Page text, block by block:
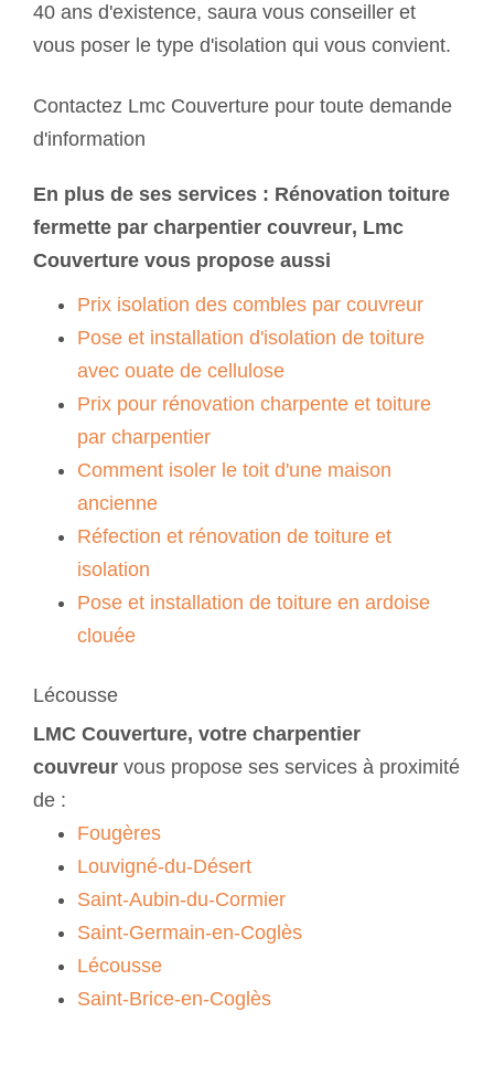
40 ans d'existence, saura vous conseiller et
vous poser le type d'isolation qui vous convient.
Contactez Lmc Couverture pour toute demande
d'information
En plus de ses services : Rénovation toiture
fermette par charpentier couvreur, Lmc
Couverture vous propose aussi
Prix isolation des combles par couvreur
Pose et installation d'isolation de toiture
avec ouate de cellulose
Prix pour rénovation charpente et toiture
par charpentier
Comment isoler le toit d'une maison
ancienne
Réfection et rénovation de toiture et
isolation
Pose et installation de toiture en ardoise
clouée
Lécousse
LMC Couverture, votre charpentier
couvreur vous propose ses services à proximité
de :
Fougères
Louvigné-du-Désert
Saint-Aubin-du-Cormier
Saint-Germain-en-Coglès
Lécousse
Saint-Brice-en-Coglès